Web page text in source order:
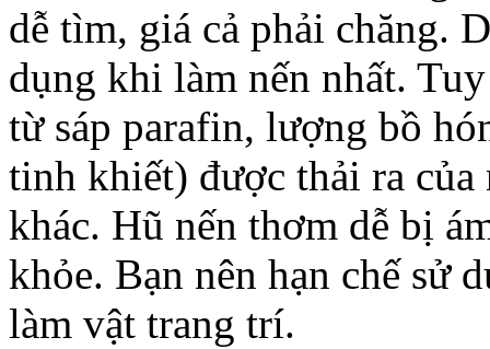
dễ tìm, giá cả phải chăng.
dụng khi làm nến nhất.
từ sáp parafin, lượng bồ
tinh khiết) được thải ra
khác. Hũ nến thơm dễ bị
khỏe. Bạn nên hạn chế sử
làm vật trang trí.